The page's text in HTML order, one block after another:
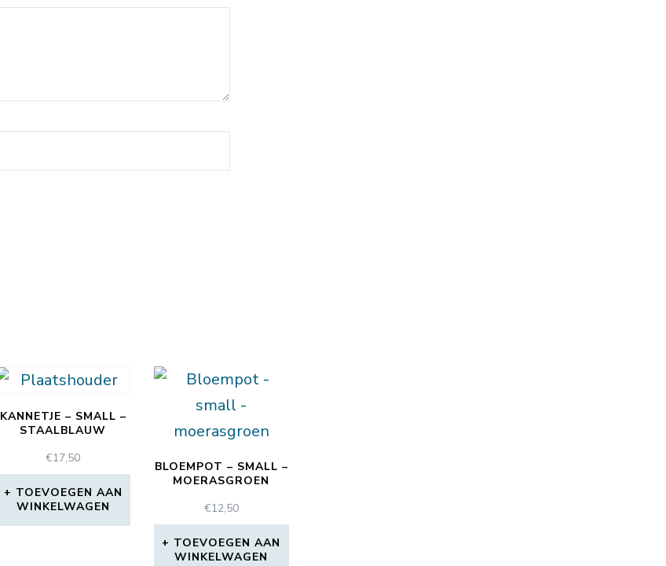
KANNETJE – SMALL –
STAALBLAUW
€17,50
TOEVOEGEN AAN
WINKELWAGEN
BLOEMPOT – SMALL –
MOERASGROEN
€12,50
TOEVOEGEN AAN
WINKELWAGEN